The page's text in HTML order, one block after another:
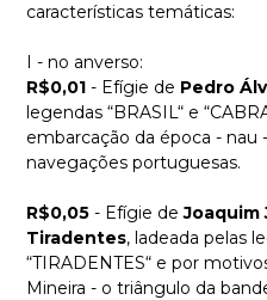
características temáticas:
I - no anverso:
R$0,01 - Efígie de Pedro
legendas “BRASIL“ e
embarcação da época - nau
navegações portuguesas.
R$0,05 - Efígie deJoaquim
Tiradentes, ladeada pelas
“TIRADENTES“ e por
Mineira - o triângulo da